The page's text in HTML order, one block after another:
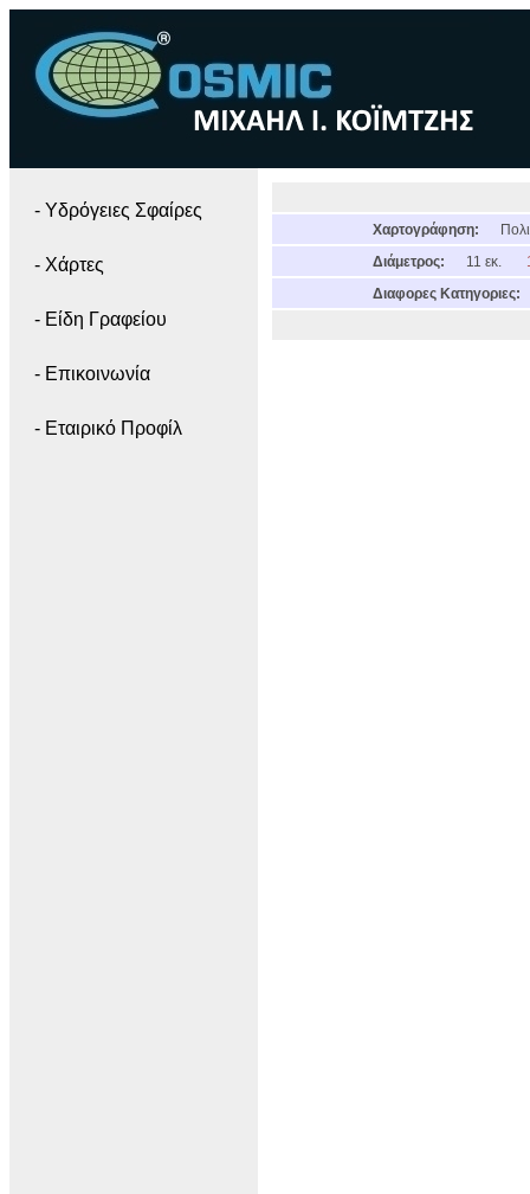
- Yδρόγειες Σφαίρες
- Χάρτες
- Είδη Γραφείου
- Επικοινωνία
- Εταιρικό Προφίλ
Χαρτογράφηση:
Διάμετρος:
11 εκ.
Διαφορες Κατηγοριες: